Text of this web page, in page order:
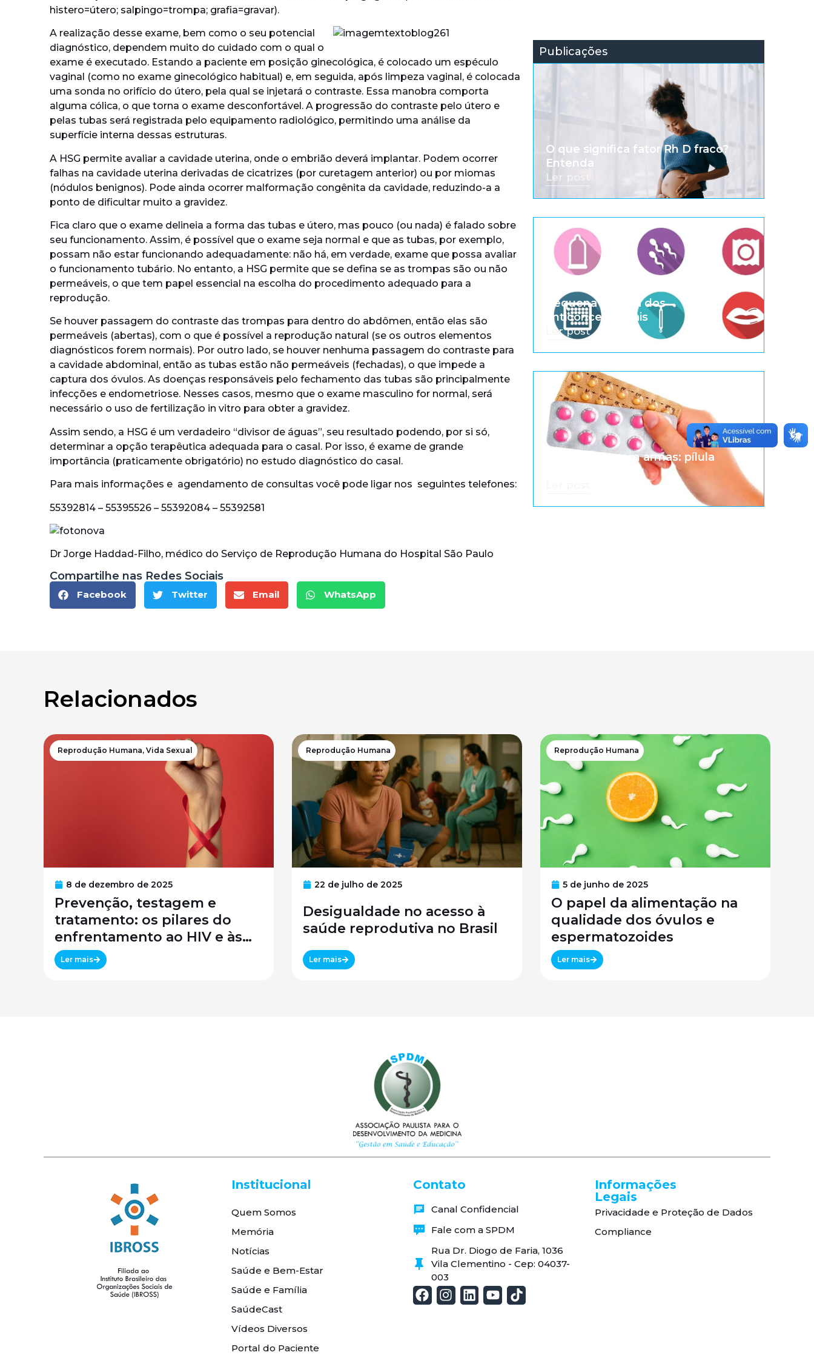
histero=útero; salpingo=trompa; grafia=gravar).
A realização desse exame, bem como o seu potencial
diagnóstico, dependem muito do cuidado com o qual o
exame é executado. Estando a paciente em posição ginecológica, é colocado um espéculo
vaginal (como no exame ginecológico habitual) e, em seguida, após limpeza vaginal, é colocada
uma sonda no orifício do útero, pela qual se injetará o contraste. Essa manobra comporta
alguma cólica, o que torna o exame desconfortável. A progressão do contraste pelo útero e
pelas tubas será registrada pelo equipamento radiológico, permitindo uma análise da
superfície interna dessas estruturas.
A HSG permite avaliar a cavidade uterina, onde o embrião deverá implantar. Podem ocorrer
falhas na cavidade uterina derivadas de cicatrizes (por curetagem anterior) ou por miomas
(nódulos benignos). Pode ainda ocorrer malformação congênita da cavidade, reduzindo-a a
ponto de dificultar muito a gravidez.
Fica claro que o exame delineia a forma das tubas e útero, mas pouco (ou nada) é falado sobre
seu funcionamento. Assim, é possível que o exame seja normal e que as tubas, por exemplo,
possam não estar funcionando adequadamente: não há, em verdade, exame que possa avaliar
o funcionamento tubário. No entanto, a HSG permite que se defina se as trompas são ou não
permeáveis, o que tem papel essencial na escolha do procedimento adequado para a
reprodução.
Se houver passagem do contraste das trompas para dentro do abdômen, então elas são
permeáveis (abertas), com o que é possível a reprodução natural (se os outros elementos
diagnósticos forem normais). Por outro lado, se houver nenhuma passagem do contraste para
a cavidade abdominal, então as tubas estão não permeáveis (fechadas), o que impede a
captura dos óvulos. As doenças responsáveis pelo fechamento das tubas são principalmente
infecções e endometriose. Nesses casos, mesmo que o exame masculino for normal, será
necessário o uso de fertilização in vitro para obter a gravidez.
Assim sendo, a HSG é um verdadeiro “divisor de águas”, seu resultado podendo, por si só,
determinar a opção terapêutica adequada para o casal. Por isso, é exame de grande
importância (praticamente obrigatório) no estudo diagnóstico do casal.
Para mais informações e agendamento de consultas você pode ligar nos seguintes telefones:
55392814 – 55395526 – 55392084 – 55392581
Dr Jorge Haddad-Filho, médico do Serviço de Reprodução Humana do Hospital São Paulo
Compartilhe nas Redes Sociais
Facebook Twitter Email WhatsApp
Publicações
O que significa fator Rh D fraco?
Entenda
Ler post
Pequena história dos
anticoncepcionais
Ler post
A revolução sem armas: pílula
anticoncepcional
Relacionados
Reprodução Humana, Vida Sexual
8 de dezembro de 2025
Prevenção, testagem e
tratamento: os pilares do
enfrentamento ao HIV e às
infecções sexualmente
transmissíveis
Ler mais
Reprodução Humana
22 de julho de 2025
Desigualdade no acesso à
saúde reprodutiva no Brasil
Ler mais
Reprodução Humana
5 de junho de 2025
O papel da alimentação na
qualidade dos óvulos e
espermatozoides
Ler mais
Institucional
Quem Somos
Memória
Notícias
Saúde e Bem-Estar
Saúde e Família
SaúdeCast
Vídeos Diversos
Portal do Paciente
Contato
Canal Confidencial
Fale com a SPDM
Rua Dr. Diogo de Faria, 1036
Vila Clementino - Cep: 04037-
003
Informações
Legais
Privacidade e Proteção de Dados
Compliance